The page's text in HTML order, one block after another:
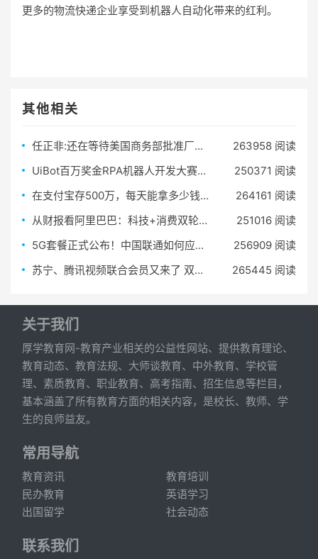
更多的物流快递企业享受到机器人自动化带来的红利。
其他相关
任正非:还在等待美国商务部批准厂家向华为恢复供应
263958 阅读
UiBot百万奖金RPA机器人开发大赛火热报名中！
250371 阅读
在支付宝存500万，每天能拿多少钱？网友：不用上班，我养你啊！
264161 阅读
从财报看阿里巴巴：科技+消费双轮驱动，科技板块成为第二驱动力
251016 阅读
5G套餐正式公布！中国联通如何应对井喷5G咨询？百度知道成新入口
256909 阅读
苏宁、腾讯视频联合会员又来了 双开一年仅需98元
265445 阅读
关于我们
厚学教育网-教育产业相关的公益性网站、提供教育理论、
教育动态、教育法规、大师谈教育、中外教育、学校管
理、素质教育、职业教育、高考指南、招生信息等栏目，
基本涵盖了所有教育方面的相关内容，是校长、教师、学
生的良师益友。
常用导航
教育资讯
教育培训
民办教育
英语学习
出国留学
社会动态
联系我们